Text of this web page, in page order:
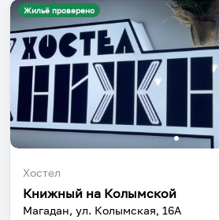
Жильё проверено
Хостел
Книжный на Колымской
Магадан, ул. Колымская, 16А
Собери путешествие